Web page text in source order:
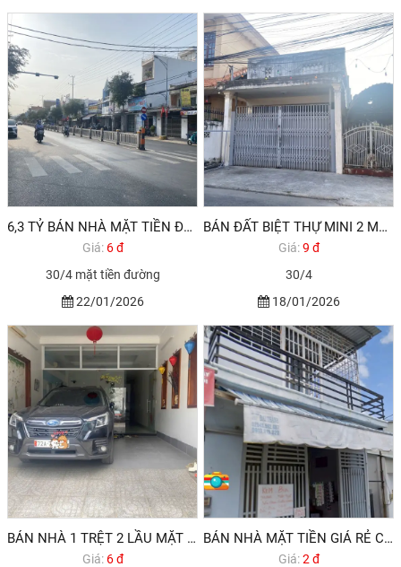
6,3 TỶ BÁN NHÀ MẶT TIỀN ĐƯỜNG 30/4 PHƯỜNG RẠCH DỪA VŨNG TÀU
Giá: 6 đ
30/4 mặt tiền đường
22/01/2026
BÁN ĐẤT BIỆT THỰ MINI 2 MẶT TIỀN HẺM ĐƯỜNG 30/4 PHƯỜNG RẠCH DỪA VŨNG TÀU
Giá:9 đ
30/4
18/01/2026
BÁN NHÀ 1 TRỆT 2 LẦU MẶT TIỀN HẺM 553 ĐƯỜNG 30/4 PHƯỜNG RẠCH DỪA VŨNG TÀU
Giá: 6 đ
BÁN NHÀ MẶT TIỀN GIÁ RẺ CHỈ HƠN 2 TỶ PHƯỜNG RẠCH DỪA VŨNG TÀU
Giá:2 đ